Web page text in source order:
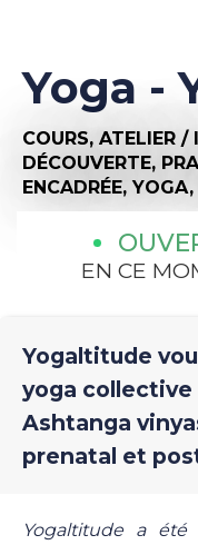
Yoga -
COURS, ATELIER /
DÉCOUVERTE,
ENCADRÉE,YOGA,
EN CE
Yogaltitude
yoga collective
Ashtanga
prenatal et
Yogaltitude a